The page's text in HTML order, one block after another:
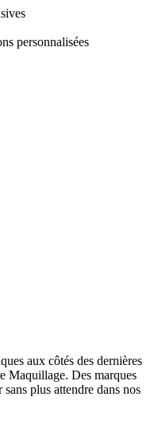
personnalisées
aux côtés des dernières
Maquillage. Des marques
plus attendre dans nos